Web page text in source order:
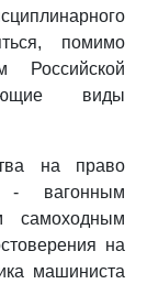
помимо
Российской
виды
на право
- вагонным
самоходным
на
машиниста